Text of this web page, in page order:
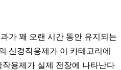
가 꽤 오랜 시간 동안 유지되는
신경작용제가 이 카테고리에
용제가 실제 전장에 나타난다